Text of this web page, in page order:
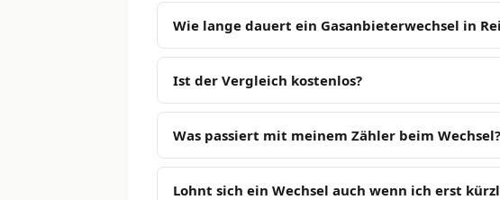
Wie lange dauert ein Gasanbieterwechsel in
Ist der Vergleich kostenlos?
Was passiert mit meinem Zähler beim Wechsel?
Lohnt sich ein Wechsel auch wenn ich erst